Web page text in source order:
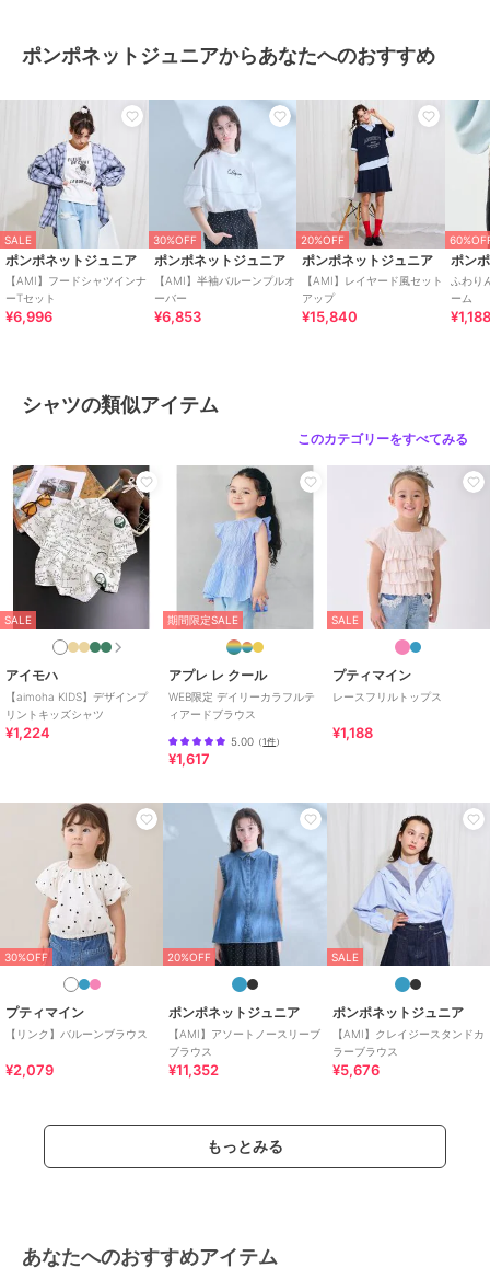
商品カテゴリ トップス ／シャツ
トップス ／シャツ
カラー アイボリー、黒
サイズ M(150cm),L(160cm)
素材
シャツ：綿100%
Tシャツ：綿100%
商品のお取り扱い方法
お手入れ
洗濯方法は商品タグをご確認くだ
さい
ポンポネットジュニアからあなたへのおすすめ
SALE
ポンポネットジュニア
【AMI】フードシャツインナ
ーTセット
¥6,996
30%OFF
ポンポネットジュニア
【AMI】半袖バルーンプルオ
ーバー
¥6,853
20%OFF
ポンポネットジュニア
【AMI】レイヤード風セット
アップ
¥15,840
ポン
ふわり
ーム
シャツの類似アイテム
このカテゴリーをすべてみる
SALE
アイモハ
【aimoha KIDS】デザインプ
リントキッズシャツ
¥1,224
期間限定SALE
アプレ レ クール
WEB限定 デイリーカラフルテ
ィアードブラウス
5.00 （1件）
¥1,617
SALE
プティマイン
レースフリルトップス
¥1,188
30%OFF
プティマイン
【リンク】バルーンブラウス
¥2,079
20%OFF
ポンポネットジュニア
【AMI】アソートノースリーブ
ブラウス
¥11,352
SALE
ポンポネットジュニア
【AMI】クレイジースタンドカ
ラーブラウス
¥5,676
もっとみる
あなたへのおすすめアイテム